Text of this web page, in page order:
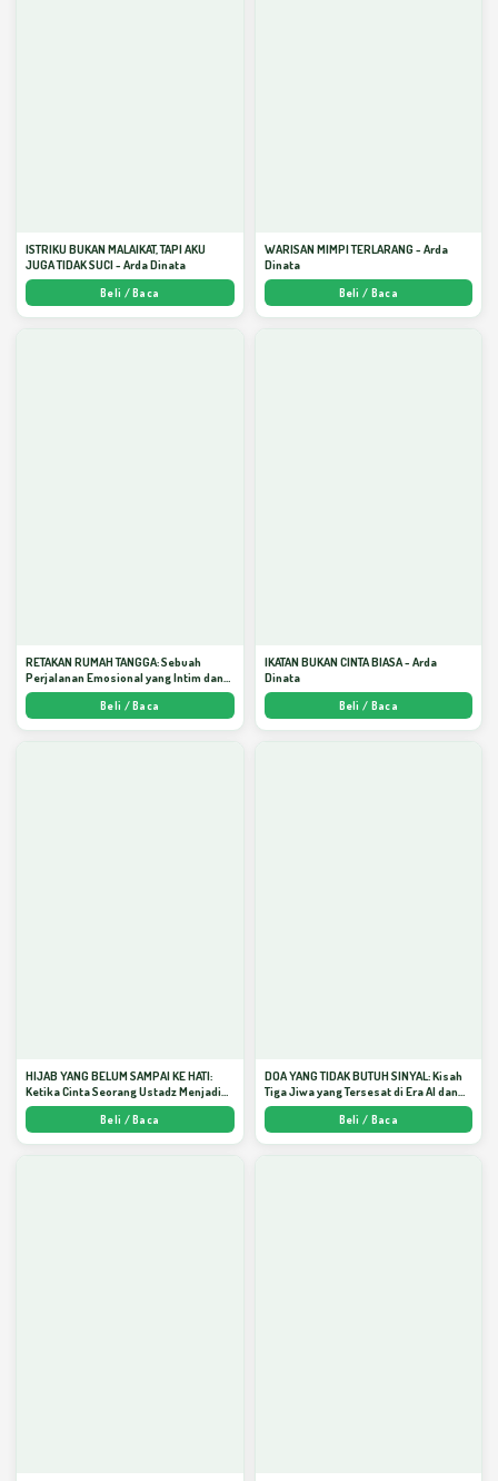
ISTRIKU BUKAN MALAIKAT, TAPI AKU
JUGA TIDAK SUCI - Arda Dinata
Beli / Baca
WARISAN MIMPI TERLARANG - Arda
Dinata
Beli / Baca
RETAKAN RUMAH TANGGA: Sebuah
Perjalanan Emosional yang Intim dan
Mendalam - Arda Dinata
Beli / Baca
IKATAN BUKAN CINTA BIASA - Arda
Dinata
Beli / Baca
HIJAB YANG BELUM SAMPAI KE HATI:
Ketika Cinta Seorang Ustadz Menjadi
Cermin yang Paling Kejam - Arda
Beli / Baca
DOA YANG TIDAK BUTUH SINYAL: Kisah
Tiga Jiwa yang Tersesat di Era AI dan
Menemukan Jalan Pulang di Bulan
Ramadhan" - Arda Dinata
Beli / Baca